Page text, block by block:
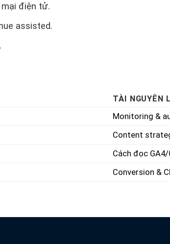
điện tử.
assisted.
TÀI NGUYÊN
Monitoring &
Content
Cách đọc GA4/
Conversion &